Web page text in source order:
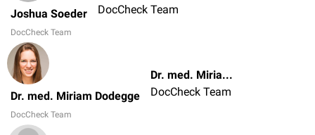
Joshua Soeder
DocCheck Team
DocCheck Team
Dr. med. Miriam Dodegge
DocCheck Team
Dr. med. Miriam Dodegge
DocCheck Team